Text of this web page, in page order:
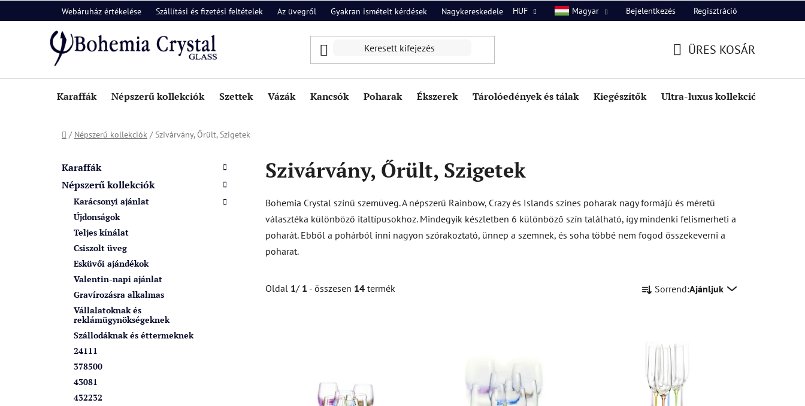
a
Webáruház értékelése Szállítási és fizetési feltételek Az üvegről Gyakran ismételt kérdések Nagykereskedelem Rólunk Kapcsolat
HUF Magyar Bejelentkezés Regisztráció
ÜRES KOSÁR
Karaffák Népszerű kollekciók Szettek Vázák Kancsók Poharak Ékszerek Tárolóedények és tálak Kiegészítők Ultra-luxus kollekció
Kezdőlap
/ Népszerű kollekciók / Szivárvány, Őrült, Szigetek
átugrása
Karaffák
Népszerű kollekciók
Karácsonyi ajánlat
Újdonságok
Teljes kínálat
Csiszolt üveg
Esküvői ajándékok
Valentin-napi ajánlat
Gravírozásra alkalmas
Vállalatoknak és
reklámügynökségeknek
Szállodáknak és éttermeknek
24111
378500
43081
432232
Szivárvány, Őrült, Szigetek
Bohemia Crystal színű szemüveg. A népszerű Rainbow, Crazy és Islands színes poharak nagy formájú és méretű
választéka különböző italtípusokhoz. Mindegyik készletben 6 különböző szín található, így mindenki felismerheti a
poharát. Ebből a pohárból inni nagyon szórakoztató, ünnep a szemnek, és soha többé nem fogod összekeverni a
poharat.
Oldal 1/ 1 - összesen 14 termék
e
k
e
k
Sorrend:Ajánljuk